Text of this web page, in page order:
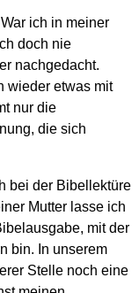
ich in meiner
doch nie
nachgedacht.
wieder etwas mit
nur die
die sich
bei der Bibellektüre
Mutter lasse ich
mit der
bin. In unserem
Stelle noch eine